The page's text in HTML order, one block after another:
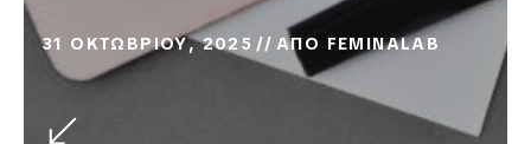
31 ΟΚΤΩΒΡΙΟΥ, 2025 ΑΠΟ FEMINALAB